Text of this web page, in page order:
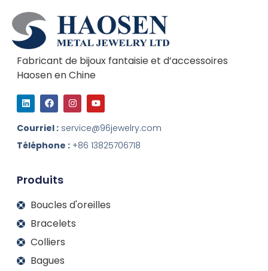
Fabricant de bijoux fantaisie et d’accessoires
Haosen en Chine
L
i
n
k
e
d
I
F
a
c
e
b
o
o
I
n
s
t
a
g
Y
o
u
t
u
b
e
Courriel : service@96jewelry.com
Téléphone : +86 13825706718
Produits
Boucles d'oreilles
Bracelets
Colliers
Bagues